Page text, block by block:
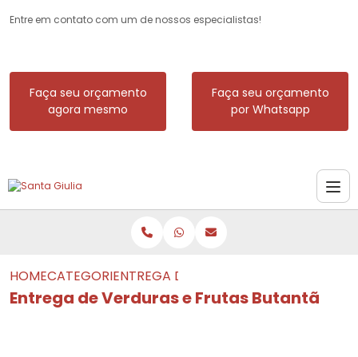
Entre em contato com um de nossos especialistas!
Faça seu orçamento
agora mesmo
Faça seu orçamento
por Whatsapp
HOMECATEGORIASENTREGA DE VERDURAS E FRUTAS
Entrega de Verduras e Frutas Butantã